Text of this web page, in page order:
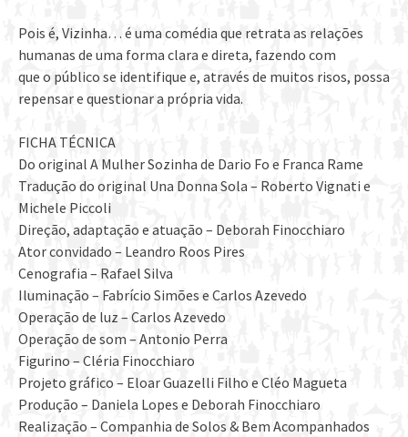
Pois é, Vizinha… é uma comédia que retrata as relações
humanas de uma forma clara e direta, fazendo com
que o público se identifique e, através de muitos risos, possa
repensar e questionar a própria vida.
FICHA TÉCNICA
Do original A Mulher Sozinha de Dario Fo e Franca Rame
Tradução do original Una Donna Sola – Roberto Vignati e
Michele Piccoli
Direção, adaptação e atuação – Deborah Finocchiaro
Ator convidado – Leandro Roos Pires
Cenografia – Rafael Silva
Iluminação – Fabrício Simões e Carlos Azevedo
Operação de luz – Carlos Azevedo
Operação de som – Antonio Perra
Figurino – Cléria Finocchiaro
Projeto gráfico – Eloar Guazelli Filho e Cléo Magueta
Produção – Daniela Lopes e Deborah Finocchiaro
Realização – Companhia de Solos & Bem Acompanhados